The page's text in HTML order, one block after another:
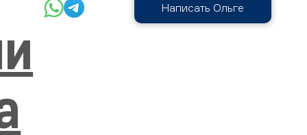
Написать Ольге